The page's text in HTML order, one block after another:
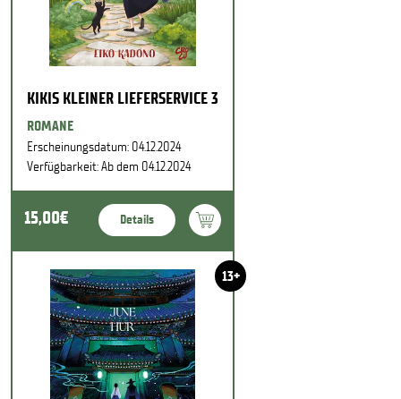
KIKIS KLEINER LIEFERSERVICE 3
ROMANE
Erscheinungsdatum: 04.12.2024
Verfügbarkeit: Ab dem 04.12.2024
15,00€ Details
13+